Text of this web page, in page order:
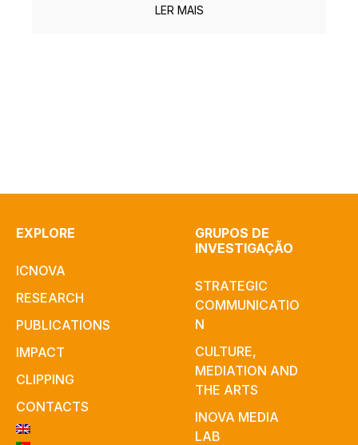
LER MAIS
EXPLORE
ICNOVA
RESEARCH
PUBLICATIONS
IMPACT
CLIPPING
CONTACTS
GRUPOS DE
INVESTIGAÇÃO
STRATEGIC
COMMUNICATIO
N
CULTURE,
MEDIATION AND
THE ARTS
INOVA MEDIA
LAB